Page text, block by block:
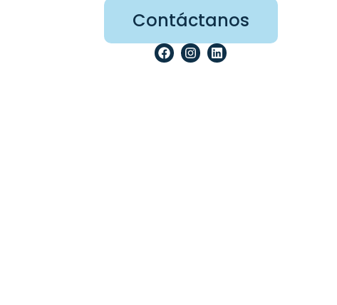
Contáctanos